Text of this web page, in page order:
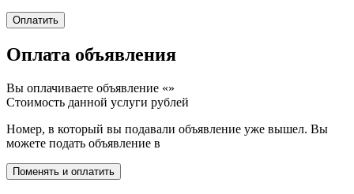
Оплата объявления
Вы оплачиваете объявление «»
Стоимость данной услуги рублей
Номер, в который вы подавали объявление уже вышел. Вы
можете подать объявление в